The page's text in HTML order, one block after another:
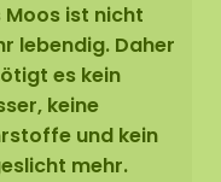
Moos ist nicht
lebendig. Daher
es kein
keine
und kein
mehr.